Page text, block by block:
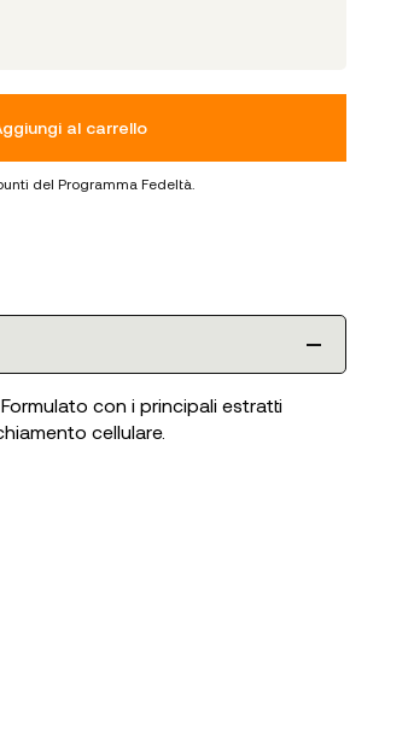
al carrello
del Programma Fedeltà.
. Formulato con i principali estratti
cellulare.